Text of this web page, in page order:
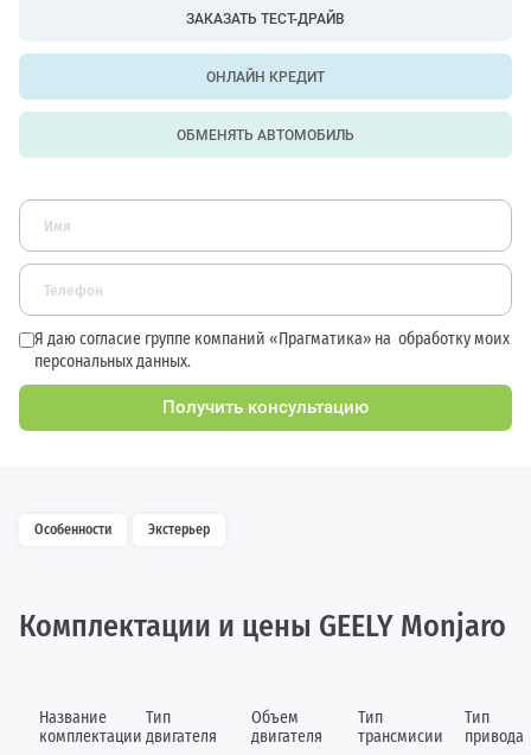
ЗАКАЗАТЬ ТЕСТ-ДРАЙВ
ОНЛАЙН КРЕДИТ
ОБМЕНЯТЬ АВТОМОБИЛЬ
Я даю согласие группе компаний «Прагматика» на обработку моих
персональных данных.
Получить консультацию
Особенности Экстерьер
Комплектации и цены GEELY Monjaro
Название
комплектации
Тип
двигателя
Объем
двигателя
Тип
трансмисии
Тип
привода